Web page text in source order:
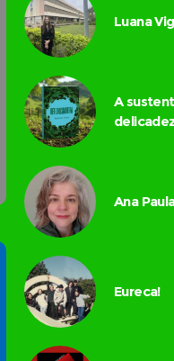
Luana
A
Ana
Eureca!